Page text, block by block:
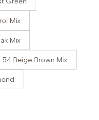
Mix
Mix
54 Beige Brown Mix